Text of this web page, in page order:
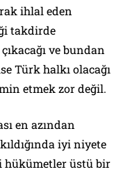
ihlal eden
takdirde
ve bundan
Türk halkı olacağı
etmek zor değil.
en azından
iyi niyete
hükümetler üstü bir